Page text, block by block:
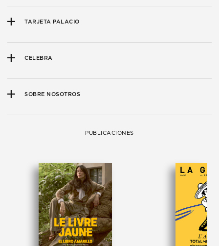
TARJETA PALACIO
CELEBRA
SOBRE NOSOTROS
PUBLICACIONES